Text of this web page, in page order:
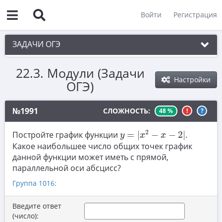
Войти Регистрация
ЗАДАЧИ ОГЭ
1. Практическая задача 1-5
2. См. раздел 1
3. См. раздел 1
5. См. раздел 1
6. Вычисления с дробями
7. Координатная прямая. Числовые
неравенства
8. Степени и корни
Настройки
22.3. Модули (Задачи
ОГЭ)
№1991 СЛОЖНОСТЬ: 48 % ! ?
Постройте график функции y = x2 − x − 2
x 2−
.
Какое наибольшее число общих точек график
данной функции может иметь с прямой,
параллельной оси абсцисс?
Группа 1016:
Введите ответ
(число):